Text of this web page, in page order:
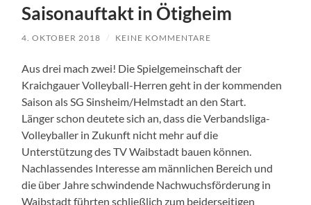
Saisonauftakt in Ötigheim
4. OKTOBER 2018 / KEINE KOMMENTARE
Aus drei mach zwei! Die Spielgemeinschaft der
Kraichgauer Volleyball-Herren geht in der kommenden
Saison als SG Sinsheim/Helmstadt an den Start.
Länger schon deutete sich an, dass die Verbandsliga-
Volleyballer in Zukunft nicht mehr auf die
Unterstützung des TV Waibstadt bauen können.
Nachlassendes Interesse am männlichen Bereich und
die über Jahre schwindende Nachwuchsförderung in
Waibstadt führten schließlich zum beiderseitigen